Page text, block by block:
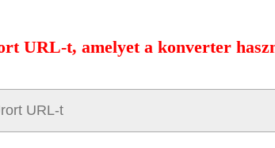
URL-t, amelyet a konverter